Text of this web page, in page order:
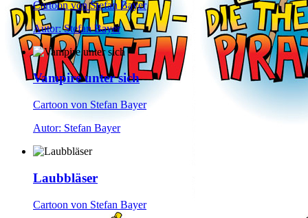
Cartoon von Stefan Bayer
Autor: Stefan Bayer
Vampire unter sich
Cartoon von Stefan Bayer
Autor: Stefan Bayer
Laubbläser
Cartoon von Stefan Bayer